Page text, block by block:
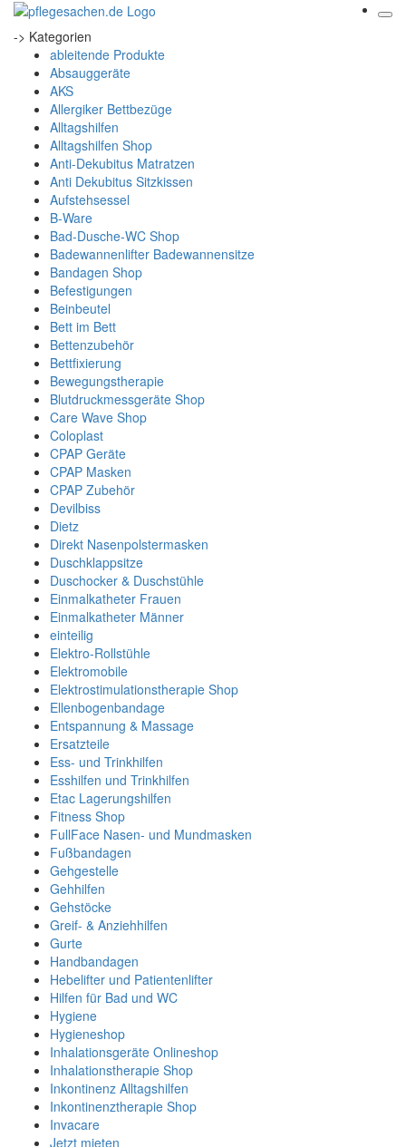
-> Kategorien
ableitende Produkte
Absauggeräte
AKS
Allergiker Bettbezüge
Alltagshilfen
Alltagshilfen Shop
Anti-Dekubitus Matratzen
Anti Dekubitus Sitzkissen
Aufstehsessel
B-Ware
Bad-Dusche-WC Shop
Badewannenlifter Badewannensitze
Bandagen Shop
Befestigungen
Beinbeutel
Bett im Bett
Bettenzubehör
Bettfixierung
Bewegungstherapie
Blutdruckmessgeräte Shop
Care Wave Shop
Coloplast
CPAP Geräte
CPAP Masken
CPAP Zubehör
Devilbiss
Dietz
Direkt Nasenpolstermasken
Duschklappsitze
Duschocker & Duschstühle
Einmalkatheter Frauen
Einmalkatheter Männer
einteilig
Elektro-Rollstühle
Elektromobile
Elektrostimulationstherapie Shop
Ellenbogenbandage
Entspannung & Massage
Ersatzteile
Ess- und Trinkhilfen
Esshilfen und Trinkhilfen
Etac Lagerungshilfen
Fitness Shop
FullFace Nasen- und Mundmasken
Fußbandagen
Gehgestelle
Gehhilfen
Gehstöcke
Greif- & Anziehhilfen
Gurte
Handbandagen
Hebelifter und Patientenlifter
Hilfen für Bad und WC
Hygiene
Hygieneshop
Inhalationsgeräte Onlineshop
Inhalationstherapie Shop
Inkontinenz Alltagshilfen
Inkontinenztherapie Shop
Invacare
Jetzt mieten